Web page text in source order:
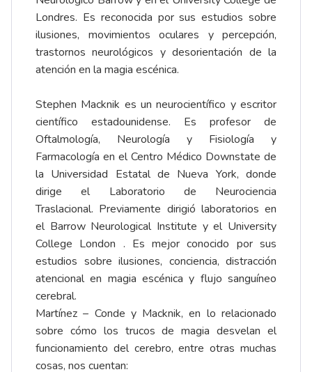
Londres. Es reconocida por sus estudios sobre
ilusiones, movimientos oculares y percepción,
trastornos neurológicos y desorientación de la
atención en la magia escénica.
Stephen Macknik es un neurocientífico y escritor
científico estadounidense. Es profesor de
Oftalmología, Neurología y Fisiología y
Farmacología en elCentro Médico Downstate de
la Universidad Estatal de Nueva York, donde
dirige el Laboratorio de Neurociencia
Traslacional. Previamente dirigió laboratorios en
el Barrow Neurological Institute y el University
College London . Es mejor conocido por sus
estudios sobre ilusiones, conciencia, distracción
atencional en magia escénica y flujo sanguíneo
cerebral.
Martínez – Conde y Macknik, en lo relacionado
sobre cómo los trucos de magia desvelan el
funcionamiento del cerebro, entre otras muchas
cosas, nos cuentan: